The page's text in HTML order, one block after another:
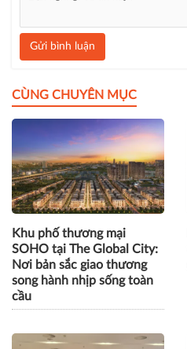
Gửi bình luận
CÙNG CHUYÊN MỤC
Khu phố thương mại
SOHO tại The Global City:
Nơi bản sắc giao thương
song hành nhịp sống toàn
cầu